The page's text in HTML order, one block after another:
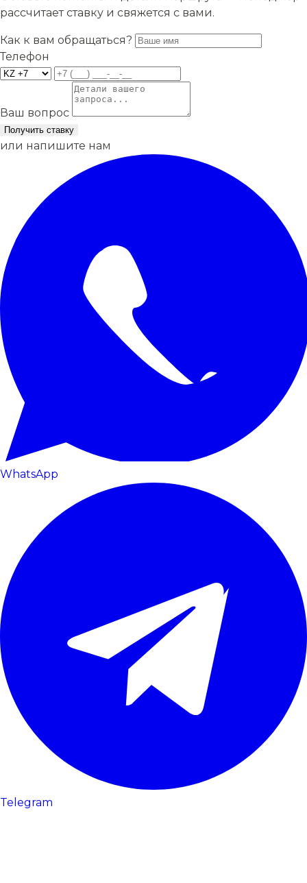
рассчитает ставку и свяжется с вами.
Как к вам обращаться?
Телефон
Ваш вопрос
Получить ставку
или напишите нам
WhatsApp
Telegram